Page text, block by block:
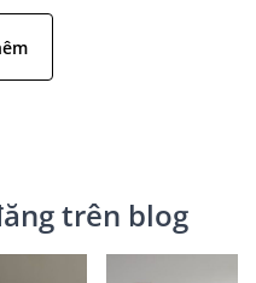
trên blog